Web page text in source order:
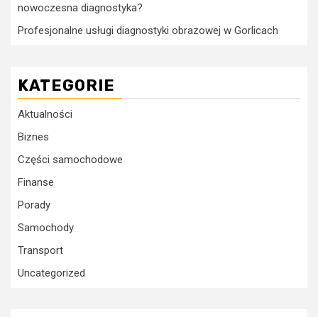
nowoczesna diagnostyka?
Profesjonalne usługi diagnostyki obrazowej w Gorlicach
KATEGORIE
Aktualności
Biznes
Części samochodowe
Finanse
Porady
Samochody
Transport
Uncategorized